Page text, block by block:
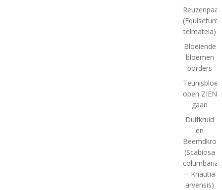
(Equisetum
telmateia)
Bloeiende
bloemen
borders
open ZIEN
gaan
Duifkruid
en
(Scabiosa
columbaria
– Knautia
arvensis)